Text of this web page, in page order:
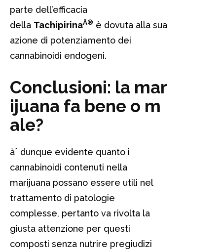
parte dell’efficacia
della TachipirinaÂ® è dovuta alla sua
azione di potenziamento dei
cannabinoidi endogeni.
Conclusioni: la mar
ijuana fa bene o m
ale?
àˆ dunque evidente quanto i
cannabinoidi contenuti nella
marijuana possano essere utili nel
trattamento di patologie
complesse, pertanto va rivolta la
giusta attenzione per questi
composti senza nutrire pregiudizi